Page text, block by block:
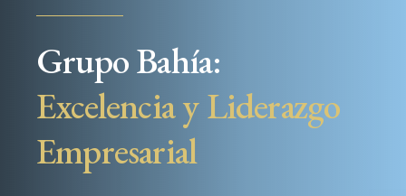
Grupo Bahía:
Excelencia y Liderazgo
Empresarial